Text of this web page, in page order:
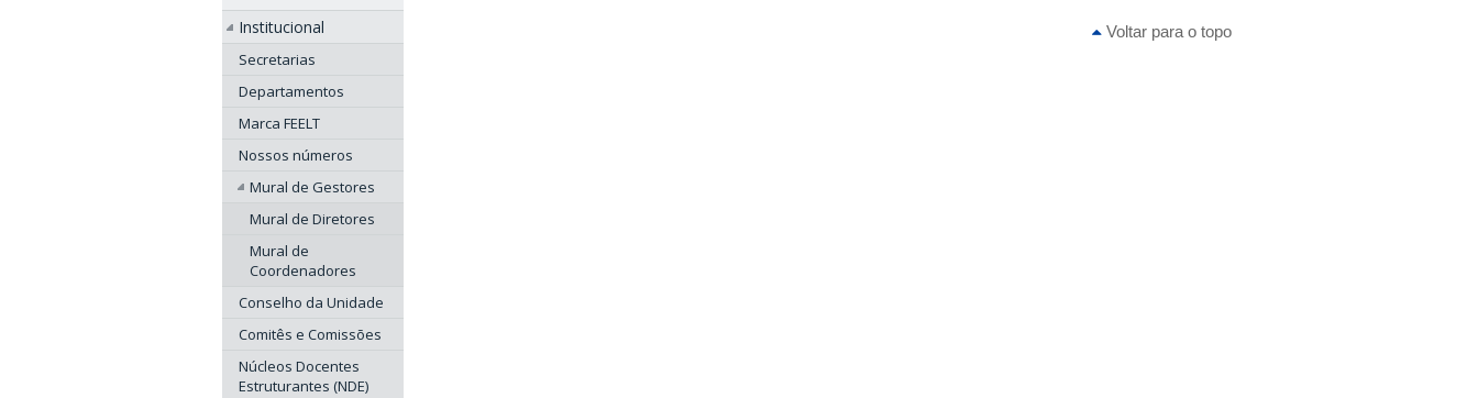
Institucional
Secretarias
Departamentos
Marca FEELT
Nossos números
Mural de Gestores
Mural de Diretores
Mural de
Coordenadores
Conselho da Unidade
Comitês e Comissões
Núcleos Docentes
Estruturantes (NDE)
Voltar para o topo